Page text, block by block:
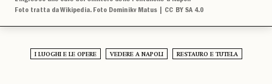
Foto tratta da Wikipedia. Foto Dominikv Matus | CC BY SA 4.0
I LUOGHI E LE OPERE VEDERE A NAPOLI RESTAURO E TUTELA